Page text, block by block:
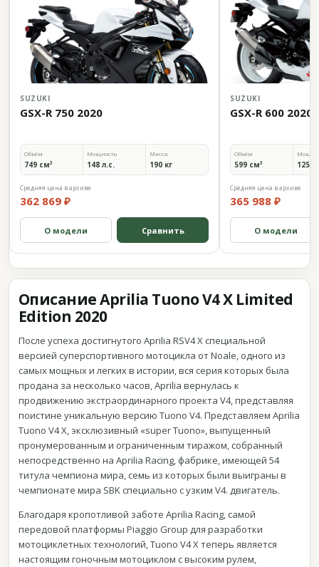
SUZUKI
GSX-R 750 2020
Объём
749 см³
Мощность
148 л.с.
Масса
190 кг
Средняя цена в архиве
362 869 ₽
О модели Сравнить
SUZUKI
GSX-R 600 2020
Объём
599 см³ 125
Средняя цена в архиве
365 988 ₽
О модели
Описание Aprilia Tuono V4 X Limited
Edition 2020
После успеха достигнутого Aprilia RSV4 X специальной
версией суперспортивного мотоцикла от Noale, одного из
самых мощных и легких в истории, вся серия которых была
продана за несколько часов, Aprilia вернулась к
продвижению экстраординарного проекта V4, представляя
поистине уникальную версию Tuono V4. Представляем Aprilia
Tuono V4 X, эксклюзивный «super Tuono», выпущенный
пронумерованным и ограниченным тиражом, собранный
непосредственно на Aprilia Racing, фабрике, имеющей 54
титула чемпиона мира, семь из которых были выиграны в
чемпионате мира SBK специально с узким V4. двигатель.
Благодаря кропотливой заботе Aprilia Racing, самой
передовой платформы Piaggio Group для разработки
мотоциклетных технологий, Tuono V4 X теперь является
настоящим гоночным мотоциклом с высоким рулем,